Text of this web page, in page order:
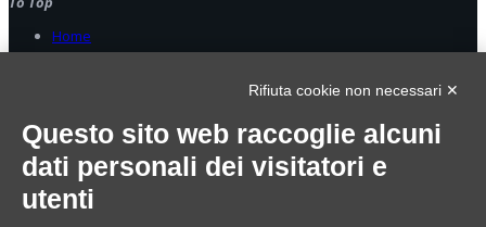
Home
Servizi
Gestionali
Sicurezza e reti
Centralini
Rifiuta cookie non necessari ✕
Questo sito web raccoglie alcuni
dati personali dei visitatori e
utenti